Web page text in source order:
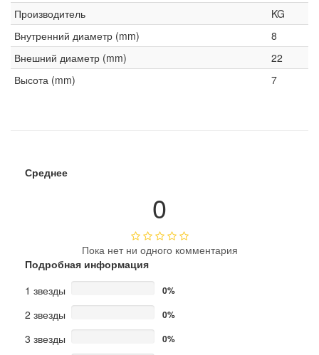
Производитель
KG
Внутренний диаметр (mm)
8
Внешний диаметр (mm)
22
Высота (mm)
7
Среднее
0
Пока нет ни одного комментария
Подробная информация
1 звезды
0%
2 звезды 0%
3 звезды 0%